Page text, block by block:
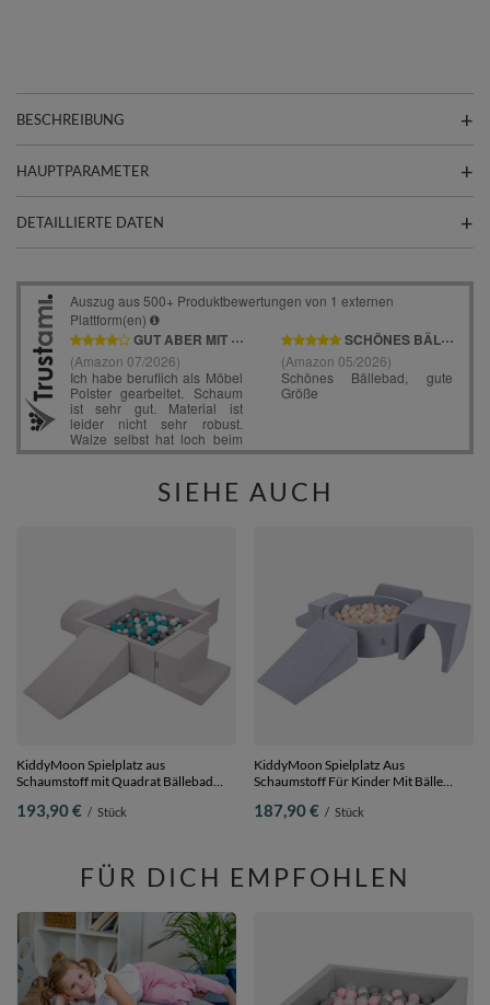
BESCHREIBUNG
HAUPTPARAMETER
DETAILLIERTE DATEN
SIEHE AUCH
KiddyMoon Spielplatz aus
Schaumstoff mit Quadrat Bällebad
hellgrau:grau/weiß/türkis, Bällebad
193,90 € / Stück
KiddyMoon Spielplatz Aus
Schaumstoff Für Kinder Mit Bälle
pastellbeige/weiß/perle, Bällebad (300
187,90 € / Stück
FÜR DICH EMPFOHLEN